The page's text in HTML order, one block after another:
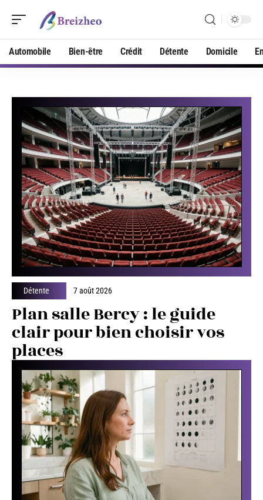
Automobile Bien-être Crédit Détente Domicile
Détente 7 août 2026
Plan salle Bercy : le guide
clair pour bien choisir vos
places